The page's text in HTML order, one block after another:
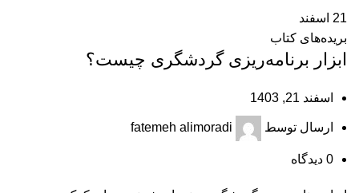
21 اسفند
بریده‌های کتاب
ابزار برنامه‌‏ریزی گردشگری چیست؟
اسفند 21, 1403
ارسال توسط fatemeh alimoradi
0 دیدگاه